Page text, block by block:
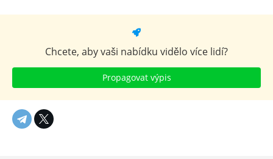
Chcete, aby vaši nabídku vidělo více lidí?
Propagovat výpis